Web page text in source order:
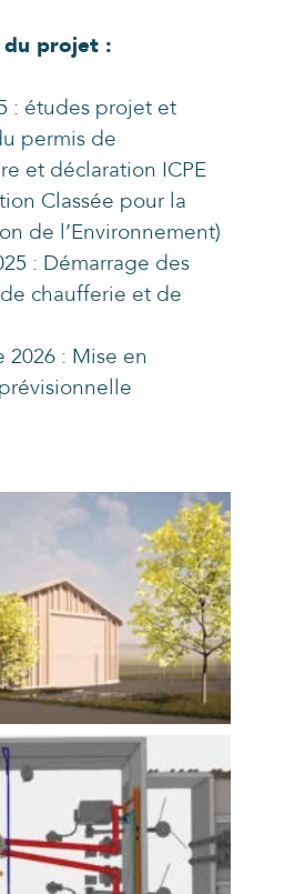
du projet :
: études projet et
permis de
et déclaration ICPE
Classée pour la
de l’Environnement)
: Démarrage des
chaufferie et de
2026 : Mise en